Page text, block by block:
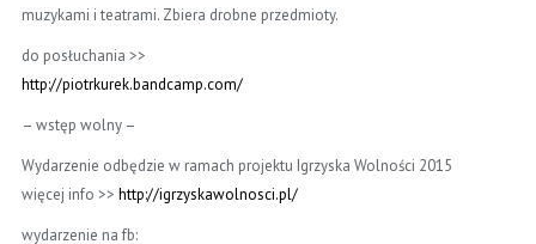
muzykami i teatrami. Zbiera drobne przedmioty.
do posłuchania >>
http://piotrkurek.bandcamp.com/
– wstęp wolny –
Wydarzenie odbędzie w ramach projektu Igrzyska Wolności 2015
więcej info >> http://igrzyskawolnosci.pl/
wydarzenie na fb: